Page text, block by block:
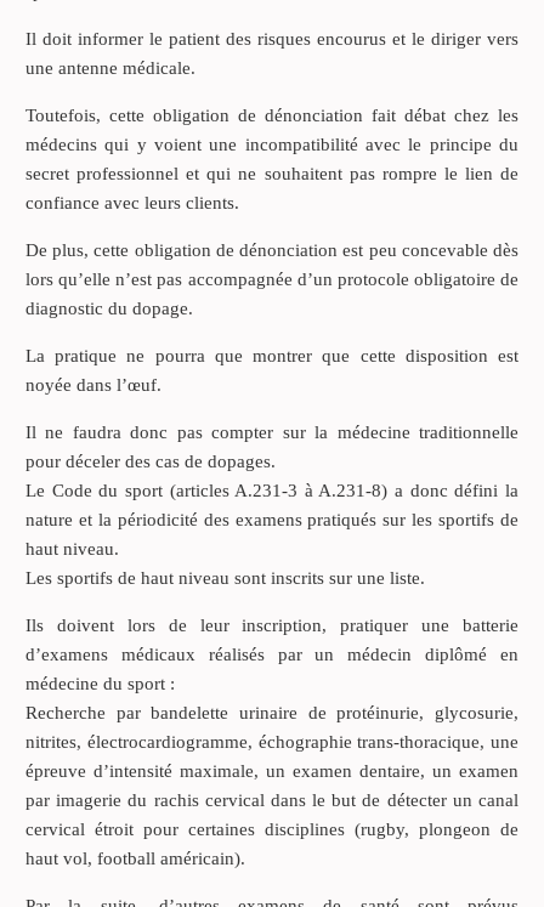
Il doit informer le patient des risques encourus et le diriger vers
une antenne médicale.
Toutefois, cette obligation de dénonciation fait débat chez les
médecins qui y voient une incompatibilité avec le principe du
secret professionnel et qui ne souhaitent pas rompre le lien de
confiance avec leurs clients.
De plus, cette obligation de dénonciation est peu concevable dès
lors qu’elle n’est pas accompagnée d’un protocole obligatoire de
diagnostic du dopage.
La pratique ne pourra que montrer que cette disposition est
noyée dans l’œuf.
Il ne faudra donc pas compter sur la médecine traditionnelle
pour déceler des cas de dopages.
Le Code du sport (articles A.231-3 à A.231-8) a donc défini la
nature et la périodicité des examens pratiqués sur les sportifs de
haut niveau.
Les sportifs de haut niveau sont inscrits sur une liste.
Ils doivent lors de leur inscription, pratiquer une batterie
d’examens médicaux réalisés par un médecin diplômé en
médecine du sport :
Recherche par bandelette urinaire de protéinurie, glycosurie,
nitrites, électrocardiogramme, échographie trans-thoracique, une
épreuve d’intensité maximale, un examen dentaire, un examen
par imagerie du rachis cervical dans le but de détecter un canal
cervical étroit pour certaines disciplines (rugby, plongeon de
haut vol, football américain).